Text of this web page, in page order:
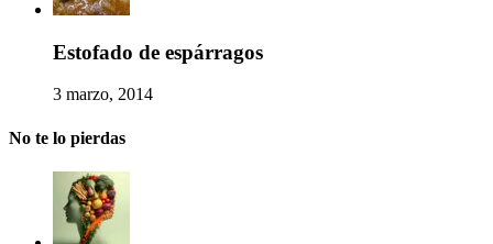
Estofado de espárragos
3 marzo, 2014
No te lo pierdas